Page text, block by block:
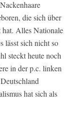
die sich über
hat. Alles Nationale
lässt sich nicht so
steckt heute noch
in der p.c. linken
hat sich als